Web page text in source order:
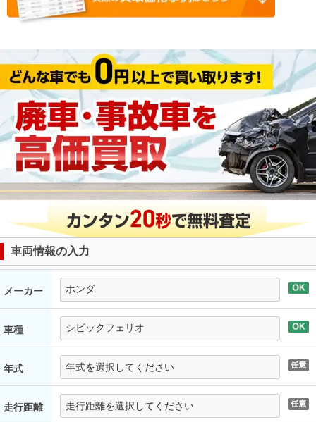
車両情報の入力
メーカー
車種
年式
走行距離